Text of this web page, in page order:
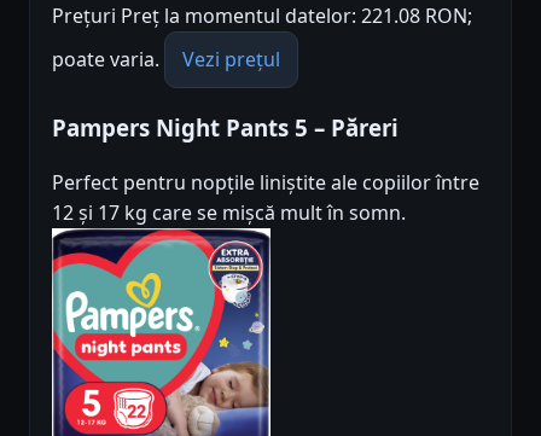
Prețuri Preț la momentul datelor: 221.08 RON;
poate varia.
Vezi prețul
Pampers Night Pants 5 – Păreri
Perfect pentru nopțile liniștite ale copiilor între
12 și 17 kg care se mișcă mult în somn.